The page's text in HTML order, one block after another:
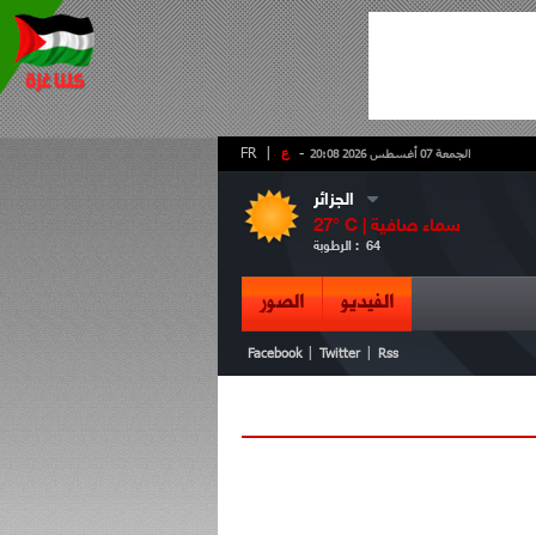
- ع FR الجمعة 07 أغسطس 2026 20:08
الجزائر
27° C | سماء صافية
الرطوبة : 64
الفيديو الصور
Facebook Twitter Rss